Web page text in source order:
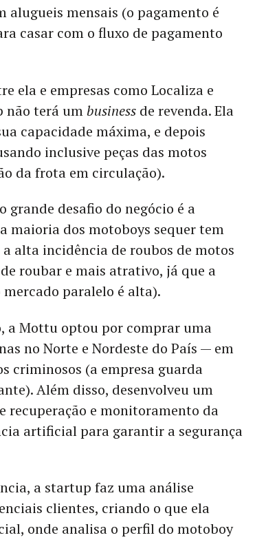
alugueis mensais (o pagamento é
casar com o fluxo de pagamento
ela e empresas como Localiza e
não terá umbusiness de revenda. Ela
capacidade máxima, e depois
inclusive peças das motos
da frota em circulação).
grande desafio do negócio é a
maioria dos motoboys sequer tem
alta incidência de roubos de motos
roubar e mais atrativo, já que a
paralelo é alta).
a Mottu optou por comprar uma
no Norte e Nordeste do País — em
criminosos (a empresa guarda
Além disso, desenvolveu um
recuperação e monitoramento da
artificial para garantir a segurança
a startup faz uma análise
clientes, criando o que ela
onde analisa o perfil do motoboy